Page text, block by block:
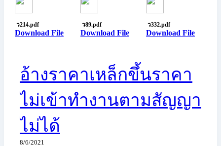
ว214.pdf
Download File
ว89.pdf
Download File
ว332.pdf
Download File
อ้างราคาเหล็กขึ้นราคา
ไม่เข้าทำงานตามสัญญา
ไม่ได้
8/6/2021